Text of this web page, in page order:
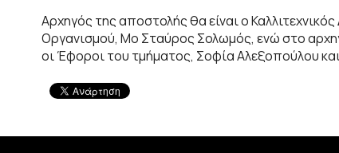
Αρχηγός της αποστολής θα είναι ο
Οργανισμού, Μο Σταύρος Σολωμός, ενώ στο
οι Έφοροι του τμήματος, Σοφία Αλεξοπούλου